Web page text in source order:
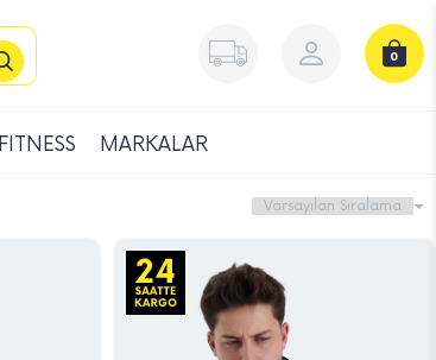
0
FITNESS MARKALAR